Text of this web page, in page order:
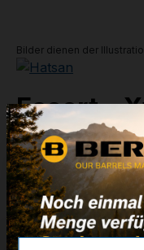
Bilder dienen der
Escort -
Links
12/76
Artikelnummer: